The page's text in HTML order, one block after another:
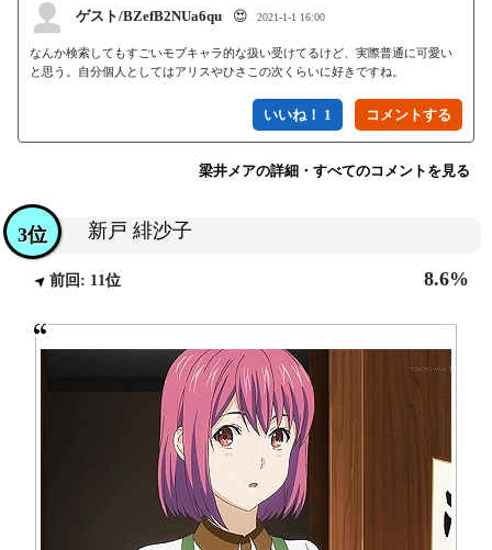
ゲスト/BZefB2NUa6qu 😍 2021-1-1 16:00
なんか検索してもすごいモブキャラ的な扱い受けてるけど、実際普通に可愛い
と思う。自分個人としてはアリスやひさこの次くらいに好きですね。
いいね！ 1
梁井メアの詳細・すべてのコメントを見る
新戸 緋沙子
3位
前回: 11位 8.6%